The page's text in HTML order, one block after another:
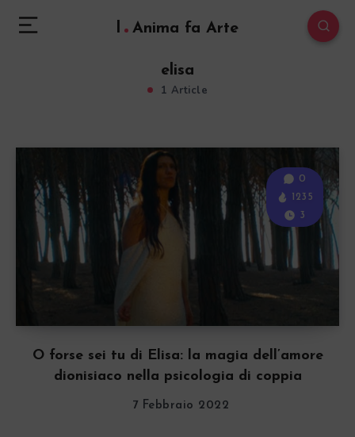
l Anima fa Arte
elisa
1 Article
O forse sei tu di Elisa: la magia dell’amore
dionisiaco nella psicologia di coppia
0
1235
3
7 Febbraio 2022